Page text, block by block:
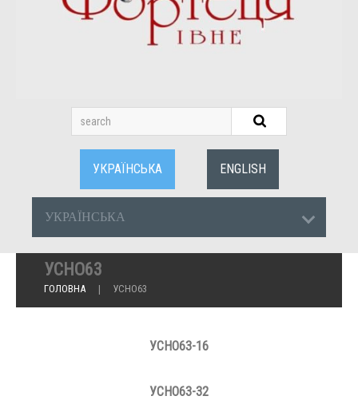
УКРАЇНСЬКА ENGLISH
УКРАЇНСЬКА
УСНО63
ГОЛОВНА УСНО63
УСНО63-16
УСНО63-32